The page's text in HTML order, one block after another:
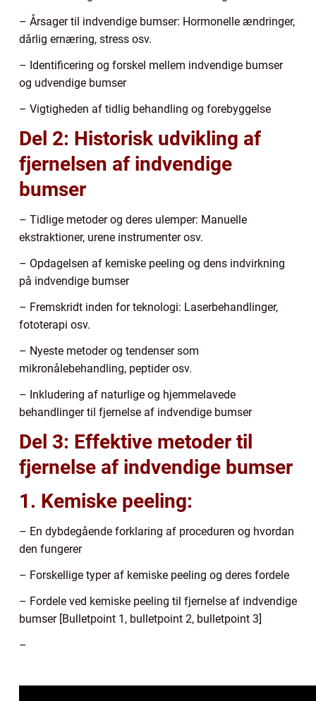
– Årsager til indvendige bumser: Hormonelle ændringer,
dårlig ernæring, stress osv.
– Identificering og forskel mellem indvendige bumser
og udvendige bumser
– Vigtigheden af tidlig behandling og forebyggelse
Del 2: Historisk udvikling af
fjernelsen af indvendige
bumser
– Tidlige metoder og deres ulemper: Manuelle
ekstraktioner, urene instrumenter osv.
– Opdagelsen af kemiske peeling og dens indvirkning
på indvendige bumser
– Fremskridt inden for teknologi: Laserbehandlinger,
fototerapi osv.
– Nyeste metoder og tendenser som
mikronålebehandling, peptider osv.
– Inkludering af naturlige og hjemmelavede
behandlinger til fjernelse af indvendige bumser
Del 3: Effektive metoder til
fjernelse af indvendige bumser
1. Kemiske peeling:
– En dybdegående forklaring af proceduren og hvordan
den fungerer
– Forskellige typer af kemiske peeling og deres fordele
– Fordele ved kemiske peeling til fjernelse af indvendige
bumser [Bulletpoint 1, bulletpoint 2, bulletpoint 3]
–